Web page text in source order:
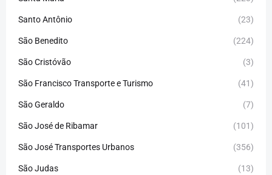
Santo Antônio (23)
São Benedito (224)
São Cristóvão (3)
São Francisco Transporte e Turismo (41)
São Geraldo (7)
São José de Ribamar (101)
São José Transportes Urbanos (356)
São Judas (13)